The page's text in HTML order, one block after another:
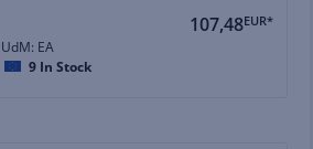
107,48EUR*
UdM: EA
9 In Stock